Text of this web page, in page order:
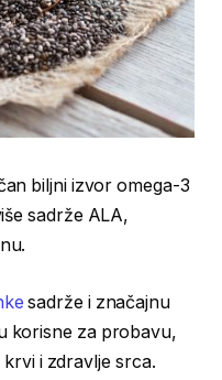
biljni izvor omega-3
sadrže ALA,
sadrže i značajnu
korisne za probavu,
krvi i zdravlje srca.